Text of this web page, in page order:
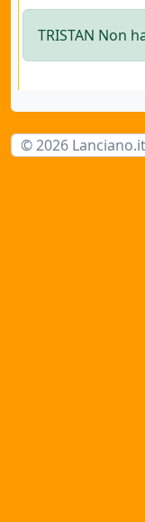
TRISTAN Non
© 2026